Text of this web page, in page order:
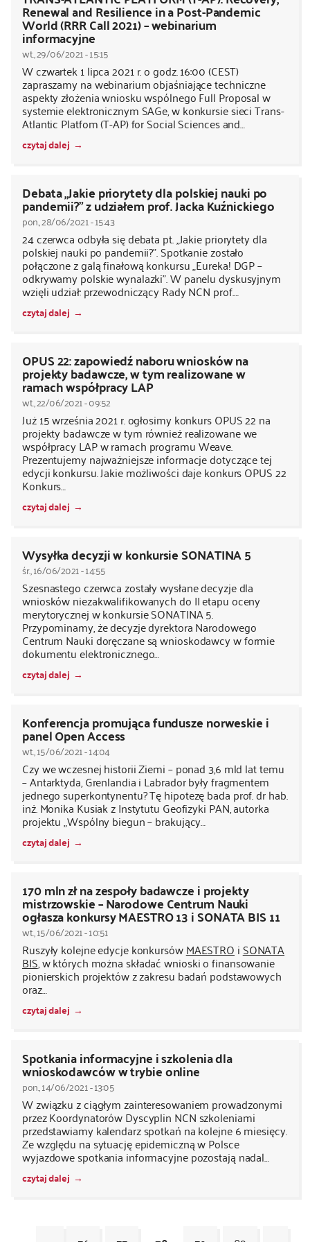
Renewal and Resilience in a Post-Pandemic
World (RRR Call 2021) – webinarium
informacyjne
wt., 29/06/2021 - 15:15
W czwartek 1 lipca 2021 r. o godz. 16:00 (CEST)
zapraszamy na webinarium objaśniające techniczne
aspekty złożenia wniosku wspólnego Full Proposal w
systemie elektronicznym SAGe, w konkursie sieci Trans-
Atlantic Platfom (T-AP) for Social Sciences and…
czytaj dalej
Debata „Jakie priorytety dla polskiej nauki po
pandemii?” z udziałem prof. Jacka Kuźnickiego
pon., 28/06/2021 - 15:43
24 czerwca odbyła się debata pt. „Jakie priorytety dla
polskiej nauki po pandemii?”. Spotkanie zostało
połączone z galą finałową konkursu „Eureka! DGP –
odkrywamy polskie wynalazki”. W panelu dyskusyjnym
wzięli udział: przewodniczący Rady NCN prof.…
czytaj dalej
OPUS 22: zapowiedź naboru wniosków na
projekty badawcze, w tym realizowane w
ramach współpracy LAP
wt., 22/06/2021 - 09:52
Już 15 września 2021 r. ogłosimy konkurs OPUS 22 na
projekty badawcze w tym również realizowane we
współpracy LAP w ramach programu Weave.
Prezentujemy najważniejsze informacje dotyczące tej
edycji konkursu. Jakie możliwości daje konkurs OPUS 22
Konkurs…
czytaj dalej
Wysyłka decyzji w konkursie SONATINA 5
śr., 16/06/2021 - 14:55
Szesnastego czerwca zostały wysłane decyzje dla
wniosków niezakwalifikowanych do II etapu oceny
merytorycznej w konkursie SONATINA 5.
Przypominamy, że decyzje dyrektora Narodowego
Centrum Nauki doręczane są wnioskodawcy w formie
dokumentu elektronicznego…
czytaj dalej
Konferencja promująca fundusze norweskie i
panel Open Access
wt., 15/06/2021 - 14:04
Czy we wczesnej historii Ziemi – ponad 3,6 mld lat temu
– Antarktyda, Grenlandia i Labrador były fragmentem
jednego superkontynentu? Tę hipotezę bada prof. dr hab.
inż. Monika Kusiak z Instytutu Geofizyki PAN, autorka
projektu „Wspólny biegun – brakujący…
czytaj dalej
170 mln zł na zespoły badawcze i projekty
mistrzowskie – Narodowe Centrum Nauki
ogłasza konkursy MAESTRO 13 i SONATA BIS 11
wt., 15/06/2021 - 10:51
Ruszyły kolejne edycje konkursówMAESTRO iSONATA
BIS, w których można składać wnioski o finansowanie
pionierskich projektów z zakresu badań podstawowych
oraz…
czytaj dalej
Spotkania informacyjne i szkolenia dla
wnioskodawców w trybie online
pon., 14/06/2021 - 13:05
W związku z ciągłym zainteresowaniem prowadzonymi
przez Koordynatorów Dyscyplin NCN szkoleniami
przedstawiamy kalendarz spotkań na kolejne 6 miesięcy.
Ze względu na sytuację epidemiczną w Polsce
wyjazdowe spotkania informacyjne pozostają nadal…
czytaj dalej